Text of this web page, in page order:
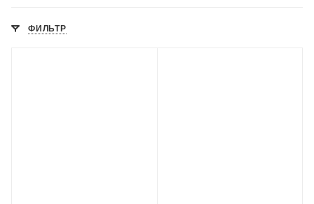
ФИЛЬТР